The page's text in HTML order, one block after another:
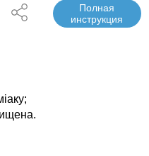
Полная
инструкция